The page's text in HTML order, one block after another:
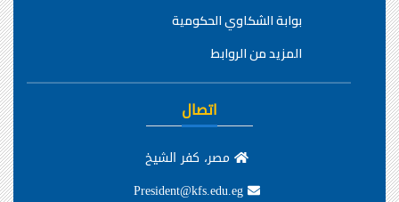
بوابة الشكاوي الحكومية
المزيد من الروابط
اتصال
مصر، كفر الشيخ